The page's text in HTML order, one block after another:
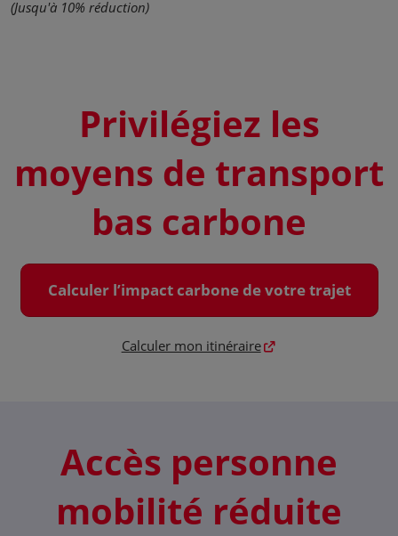
(Jusqu'à 10% réduction)
Privilégiez les
moyens de transport
bas carbone
Calculer l’impact carbone de votre trajet
Calculer mon itinéraire
Accès personne
mobilité réduite